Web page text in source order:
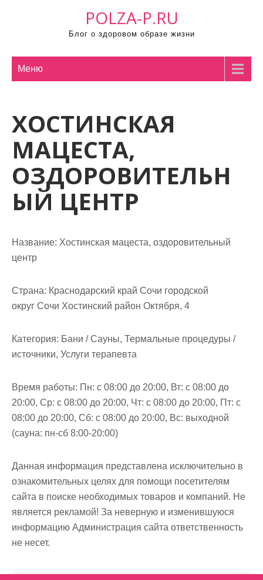
POLZA-P.RU
Блог о здоровом образе жизни
Меню
ХОСТИНСКАЯ
МАЦЕСТА,
ОЗДОРОВИТЕЛЬН
ЫЙ ЦЕНТР
Название: Хостинская мацеста, оздоровительный
центр
Страна: Краснодарский край Сочи городской
округ Сочи Хостинский район Октября, 4
Категория: Бани / Сауны, Термальные процедуры /
источники, Услуги терапевта
Время работы: Пн: с 08:00 до 20:00, Вт: с 08:00 до
20:00, Ср: с 08:00 до 20:00, Чт: с 08:00 до 20:00, Пт: с
08:00 до 20:00, Сб: с 08:00 до 20:00, Вс: выходной
(сауна: пн-сб 8:00-20:00)
Данная информация представлена исключительно в
ознакомительных целях для помощи посетителям
сайта в поиске необходимых товаров и компаний. Не
является рекламой! За неверную и изменившуюся
информацию Администрация сайта ответственность
не несет.